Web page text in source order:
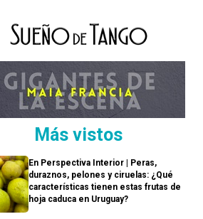
Más vistos
En Perspectiva Interior | Peras,
duraznos, pelones y ciruelas: ¿Qué
características tienen estas frutas de
hoja caduca en Uruguay?